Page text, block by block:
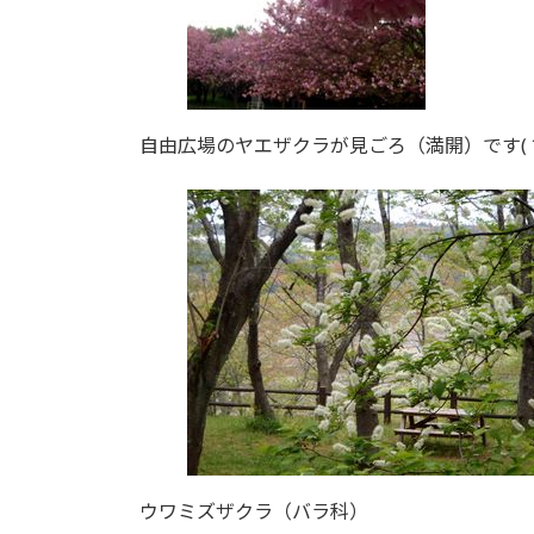
自由広場のヤエザクラが見ごろ（満開）です(
ウワミズザクラ（バラ科）